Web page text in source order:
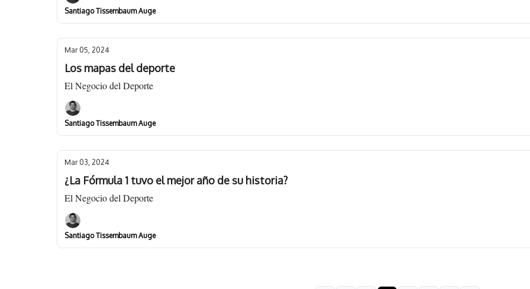
Santiago Tissembaum Auge
Mar 05, 2024
Los mapas del deporte
El Negocio del Deporte
Santiago Tissembaum Auge
Mar 03, 2024
¿La Fórmula 1 tuvo el mejor año de su historia?
El Negocio del Deporte
Santiago Tissembaum Auge